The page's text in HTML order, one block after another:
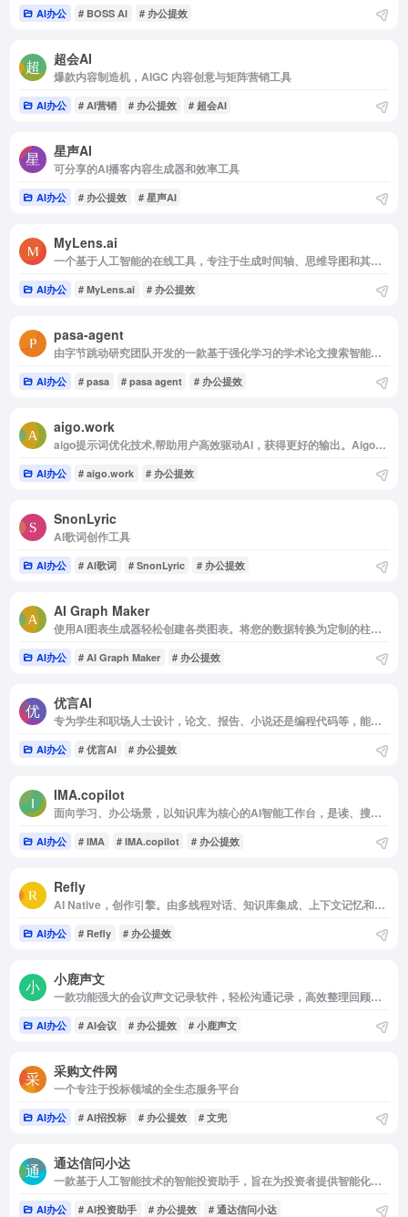
AI办公 # BOSS AI # 办公提效
超会AI
爆款内容制造机，AIGC 内容创意与矩阵营销工具
AI办公 # AI营销 # 办公提效 # 超会AI
星声AI
可分享的AI播客内容生成器和效率工具
AI办公 # 办公提效 # 星声AI
MyLens.ai
一个基于人工智能的在线工具，专注于生成时间轴、思维导图和其他可视化图表
AI办公 # MyLens.ai # 办公提效
pasa-agent
由字节跳动研究团队开发的一款基于强化学习的学术论文搜索智能体，旨在提高学术研究效率
AI办公 # pasa # pasa agent # 办公提效
aigo.work
aigo提示词优化技术,帮助用户高效驱动AI，获得更好的输出。Aigo帮助企业做AI转型升级，企业AI化，降本增效
AI办公 # aigo.work # 办公提效
SnonLyric
AI歌词创作工具
AI办公 # AI歌词 # SnonLyric # 办公提效
AI Graph Maker
使用AI图表生成器轻松创建各类图表。将您的数据转换为定制的柱状图、折线图、流程图、饼图和散点图
AI办公 # AI Graph Maker # 办公提效
优言AI
专为学生和职场人士设计，论文、报告、小说还是编程代码等，能提供强大支持。
AI办公 # 优言AI # 办公提效
IMA.copilot
面向学习、办公场景，以知识库为核心的AI智能工作台，是读、搜、写一体的效率工具
AI办公 # IMA # IMA.copilot # 办公提效
Refly
AI Native，创作引擎。由多线程对话、知识库集成、上下文记忆和智能搜索驱动，Refly 是将创意转化为优质内容的最佳方式。
AI办公 # Refly # 办公提效
小鹿声文
一款功能强大的会议声文记录软件，轻松沟通记录，高效整理回顾，帮您提升学习和工作的效率，你身边的全能AI助理
AI办公 # AI会议 # 办公提效 # 小鹿声文
采购文件网
一个专注于投标领域的全生态服务平台
AI办公 # AI招投标 # 办公提效 # 文兜
通达信问小达
一款基于人工智能技术的智能投资助手，旨在为投资者提供智能化的选股、资讯检索和答疑解惑等服务
AI办公 # AI投资助手 # 办公提效 # 通达信问小达